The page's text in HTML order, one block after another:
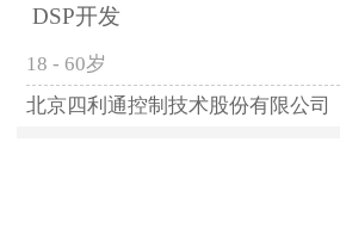
DSP开发
18 - 60岁
北京四利通控制技术股份有限公司